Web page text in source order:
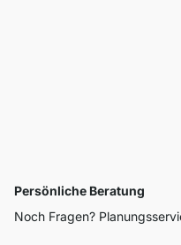
Persönliche Beratung
Noch Fragen?